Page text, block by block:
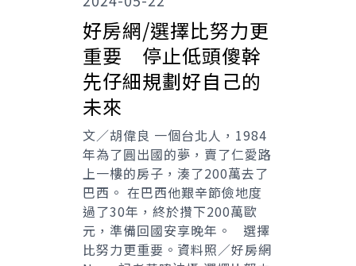
好房網/選擇比努力更
重要 停止低頭傻幹
先仔細規劃好自己的
未來
文／胡偉良 一個台北人，1984
年為了圓出國的夢，賣了仁愛路
上一樓的房子，湊了200萬去了
巴西。 在巴西他艱辛節儉地度
過了30年，終於攢下200萬歐
元，準備回國安享晚年。 選擇
比努力更重要。資料照／好房網